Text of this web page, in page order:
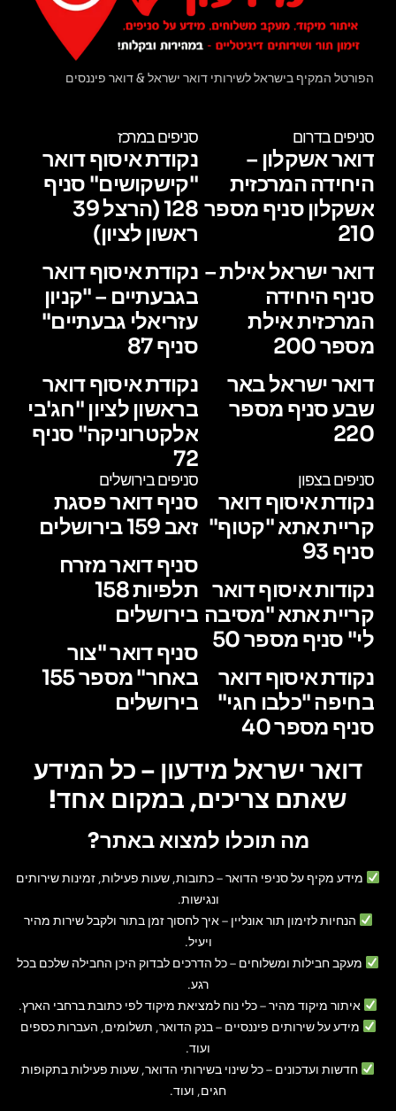
הפורטל המקיף בישראל לשירותי דואר ישראל & דואר פיננסים
סניפים בדרום
דואר אשקלון –
היחידה המרכזית
אשקלון סניף מספר
210
דואר ישראל אילת –
סניף היחידה
המרכזית אילת
מספר 200
דואר ישראל באר
שבע סניף מספר
220
סניפים במרכז
נקודת איסוף דואר
"קישקושים" סניף
128 (הרצל 39
ראשון לציון)
נקודת איסוף דואר
בגבעתיים – "קניון
עזריאלי גבעתיים"
סניף 87
נקודת איסוף דואר
בראשון לציון "חג'בי
אלקטרוניקה" סניף
72
סניפים בצפון
נקודת איסוף דואר
קריית אתא "קטוף"
סניף 93
נקודות איסוף דואר
קריית אתא "מסיבה
לי" סניף מספר 50
נקודת איסוף דואר
בחיפה "כלבו חגי"
סניף מספר 40
סניפים בירושלים
סניף דואר פסגת
זאב 159 בירושלים
סניף דואר מזרח
תלפיות 158
בירושלים
סניף דואר "צור
באחר" מספר 155
בירושלים
דואר ישראל מידעון – כל המידע
שאתם צריכים, במקום אחד!
מה תוכלו למצוא באתר?
מידע מקיף על סניפי הדואר– כתובות, שעות פעילות, זמינות שירותים
ונגישות.
הנחיות לזימון תור אונליין – איך לחסוך זמן בתור ולקבל שירות מהיר
ויעיל.
מעקב חבילות ומשלוחים – כל הדרכים לבדוק היכן החבילה שלכם בכל
רגע.
איתור מיקוד מהיר– כלי נוח למציאת מיקוד לפי כתובת ברחבי הארץ.
מידע על שירותים פיננסיים – בנק הדואר, תשלומים, העברות כספים
ועוד.
חדשות ועדכונים – כל שינוי בשירותי הדואר, שעות פעילות בתקופות
חגים, ועוד.